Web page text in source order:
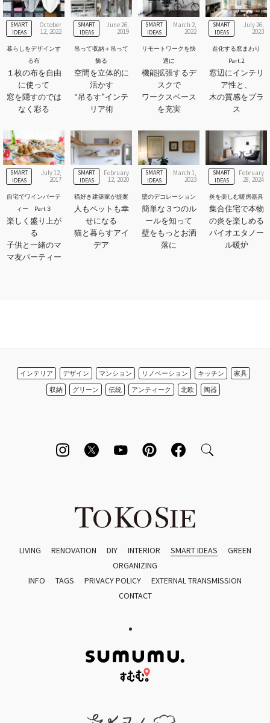
SMART
IDEAS
October
12, 2022
暮らしをデザインす
る布
１枚の布を自由
に使って
窓を隠すのでは
なく彩る
SMART
IDEAS
June 26,
2019
吊って収納＋吊って
飾る
空間を立体的に
活かす
“吊るす”インテ
リア術
SMART
IDEAS
March 2,
2022
リモートワークを快
適に
機能拡張するデ
スクで
ワークスペース
を充実
SMART
IDEAS
July 26,
2023
進化する窓まわり
Part.2
窓辺にインテリ
ア性と、
木の質感をプラ
ス
SMART
IDEAS
July 12,
2017
自宅でワインパーテ
ィー Part３
楽しく盛り上が
る
子供と一緒のマ
マ友パーティー
SMART
IDEAS
February
12, 2020
猫好き建築家が提案
人もペットも幸
せになる
猫と暮らすアイ
デア
SMART
IDEAS
March 1,
2023
壁のデコレーション
簡単な３つのル
ールを知って
壁をもっとお洒
落に
SMART
IDEAS
February
28, 2024
炎を楽しむ暖房器具
集合住宅で本物
の炎を楽しめる
バイオエタノー
ル暖炉
インテリア デザイン マンション リノベーション キッチン
家具
収納
グリーン 伝統 アンティーク 北欧 陶器
LIVING RENOVATION DIY INTERIOR SMART IDEAS
GREEN
ORGANIZING
INFO
TAGS PRIVACY POLICY
EXTERNAL TRANSMISSION
CONTACT